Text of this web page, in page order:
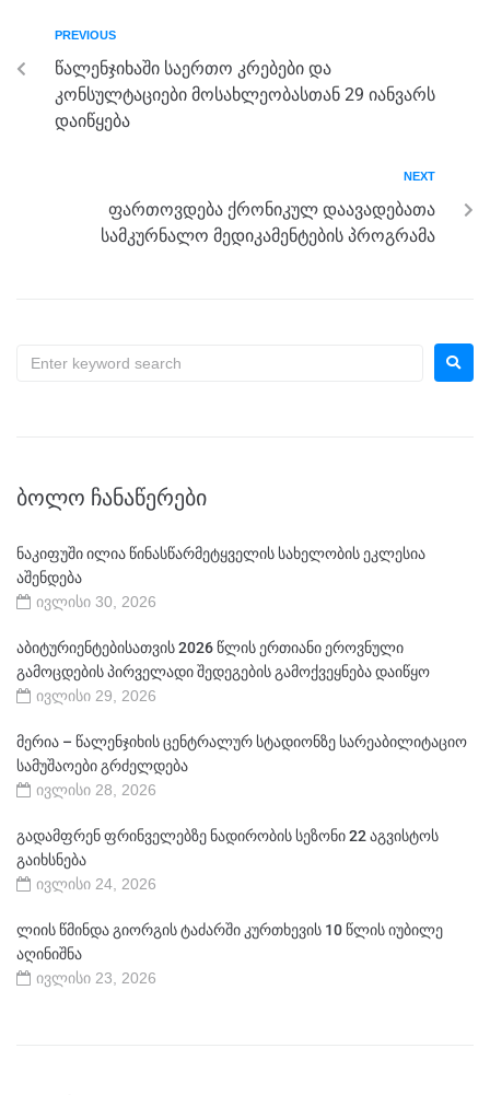
b
o
o
k
g
er
m p
p
PREVIOUS
წალენჯიხაში საერთო კრებები და
კონსულტაციები მოსახლეობასთან 29 იანვარს
დაიწყება
NEXT
ფართოვდება ქრონიკულ დაავადებათა
სამკურნალო მედიკამენტების პროგრამა
ᲑᲝᲚᲝ ᲩᲐᲜᲐᲬᲔᲠᲔᲑᲘ
ნაკიფუში ილია წინასწარმეტყველის სახელობის ეკლესია
აშენდება
ივლისი 30, 2026
აბიტურიენტებისათვის 2026 წლის ერთიანი ეროვნული
გამოცდების პირველადი შედეგების გამოქვეყნება დაიწყო
ივლისი 29, 2026
მერია – წალენჯიხის ცენტრალურ სტადიონზე სარეაბილიტაციო
სამუშაოები გრძელდება
ივლისი 28, 2026
გადამფრენ ფრინველებზე ნადირობის სეზონი 22 აგვისტოს
გაიხსნება
ივლისი 24, 2026
ლიის წმინდა გიორგის ტაძარში კურთხევის 10 წლის იუბილე
აღინიშნა
ივლისი 23, 2026